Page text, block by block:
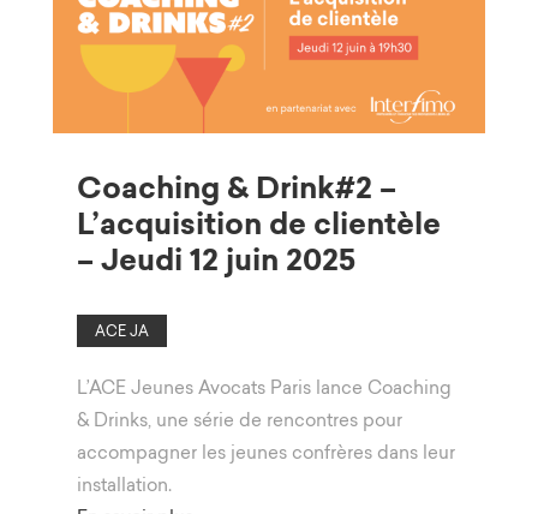
Coaching & Drink#2 –
L’acquisition de clientèle
– Jeudi 12 juin 2025
ACE JA
L’ACE Jeunes Avocats Paris lance Coaching
& Drinks, une série de rencontres pour
accompagner les jeunes confrères dans leur
installation.